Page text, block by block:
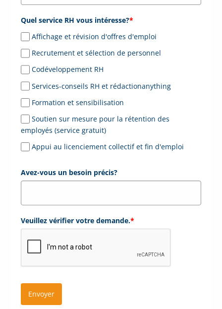
Quel service RH vous intéresse?*
Affichage et révision d'offres d'emploi
Recrutement et sélection de personnel
Codéveloppement RH
Services-conseils RH et rédactionanything
Formation et sensibilisation
Soutien sur mesure pour la rétention des
employés (service gratuit)
Appui au licenciement collectif et fin d'emploi
Avez-vous un besoin précis?
Veuillez vérifier votre demande.*
Envoyer